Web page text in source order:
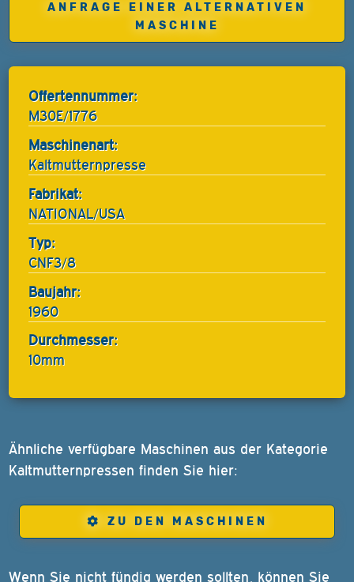
ANFRAGE EINER ALTERNATIVEN
MASCHINE
Offertennummer:
M30E/1776
Maschinenart:
Kaltmutternpresse
Fabrikat:
NATIONAL/USA
Typ:
CNF3/8
Baujahr:
1960
Durchmesser:
10mm
Ähnliche verfügbare Maschinen aus der Kategorie
Kaltmutternpressen finden Sie hier:
ZU DEN MASCHINEN
Wenn Sie nicht fündig werden sollten, können Sie